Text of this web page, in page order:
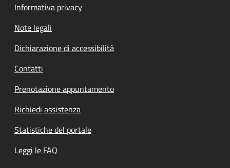
Informativa privacy
Note legali
Dichiarazione di accessibilità
Contatti
Prenotazione appuntamento
Richiedi assistenza
Statistiche del portale
Leggi le FAQ